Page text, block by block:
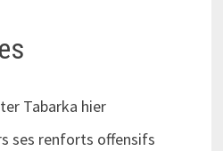
Tabarka hier
ses renforts offensifs